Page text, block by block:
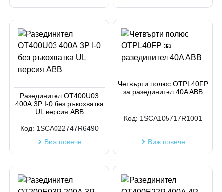
Разединител OT400U03
400А 3P I-0 без ръкохватка
UL версия ABB
Код: 1SCA022747R6490
Виж повече
Четвърти полюс OTPL40FP
за разединител 40A ABB
Код: 1SCA105717R1001
Виж повече